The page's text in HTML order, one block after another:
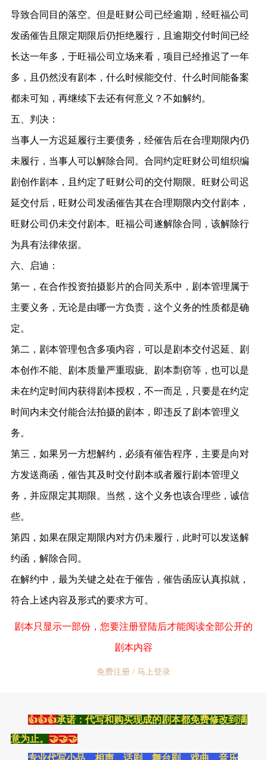
导致合同目的落空。但是旺财公司已经逾期，经旺福公司
发函催告且限定期限后仍拒绝履行，且逾期交付时间已经
长达一年多，于旺福公司立场来看，项目已经推迟了一年
多，且仍然没有剧本，什么时候能交付、什么时间能备案
都未可知，再继续下去还有何意义？不如解约。
五、判决：
当事人一方迟延履行主要债务，经催告后在合理期限内仍
未履行，当事人可以解除合同。合同约定旺财公司组织编
剧创作剧本，且约定了旺财公司的交付期限。旺财公司迟
延交付后，旺财公司发函催告其在合理期限内交付剧本，
旺财公司仍未交付剧本。旺福公司遂解除合同，该解除行
为具有法律依据。
六、启迪：
第一，在合作投资拍摄影片的合同关系中，剧本管理属于
主要义务，无论是由哪一方负责，这个义务的性质都是确
定。
第二，剧本管理包含多项内容，可以是剧本交付迟延、剧
本创作不能、剧本质量严重瑕疵、剧本剽窃等，也可以是
未在约定时间内获得剧本授权，不一而足，只要是在约定
时间内未交付能合法拍摄的剧本，即违反了剧本管理义
务。
第三，如果另一方想解约，必须有催告程序，主要是向对
方发送商函，催告其及时交付剧本或者履行剧本管理义
务，并应限定其期限。当然，这个义务也该合理些，诚信
些。
第四，如果在限定期限内对方仍未履行，此时可以发送解
约函，解除合同。
在解约中，最为关键之处在于催告，催告函应认真拟就，
符合上述内容及形式的要求方可。
剧本只显示一部份，您要注册登陆后才能阅读全部公开的
剧本内容
免费注册 / 马上登录
👍👍👍承诺：代写和购买现成的剧本都免费修改到满
意为止。 🤝🤝🤝